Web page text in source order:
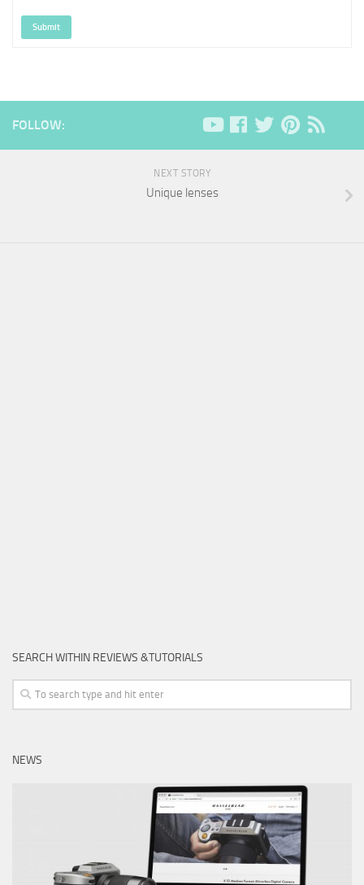
Submit
FOLLOW:
NEXT STORY
Unique lenses
SEARCH WITHIN REVIEWS &TUTORIALS
NEWS